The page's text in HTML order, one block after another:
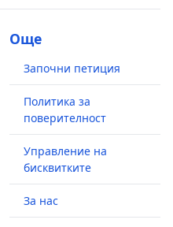
Още
Започни петиция
Политика за
поверителност
Управление на
бисквитките
За нас